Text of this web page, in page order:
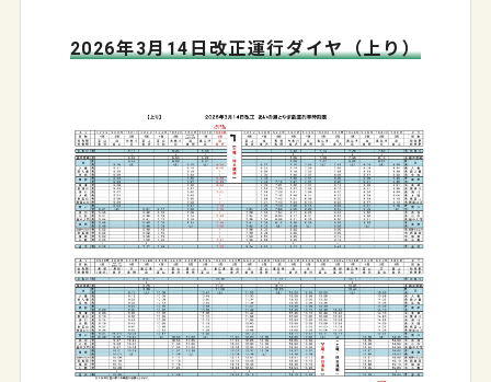
2026年3月14日改正運行ダイヤ（上り）